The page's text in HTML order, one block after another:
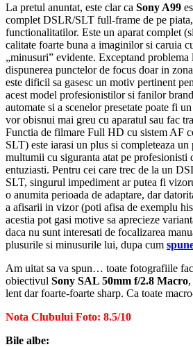
La pretul anuntat, este clar ca Sony A99
complet DSLR/SLT full-frame de pe
functionalitatilor. Este un aparat complet
calitate foarte buna a imaginilor si caruia
„minusuri” evidente. Exceptand problema
dispunerea punctelor de focus doar in
este dificil sa gasesc un motiv pertinent
acest model profesionistilor si fanilor
automate si a scenelor presetate poate fi
vor obisnui mai greu cu aparatul sau fac
Functia de filmare Full HD cu sistem AF
SLT) este iarasi un plus si completeaza
multumii cu siguranta atat pe profesionisti
entuziasti. Pentru cei care trec de la un
SLT, singurul impediment ar putea fi
o anumita perioada de adaptare, dar
a afisarii in vizor (poti afisa de exemplu
acestia pot gasi motive sa aprecieze
daca nu sunt interesati de focalizarea
plusurile si minusurile lui, dupa cum
Am uitat sa va spun… toate fotografiile
obiectivul Sony SAL 50mm f/2.8 Macro
lent dar foarte-foarte sharp. Ca toate
Nota Clubului Foto: 8.5/10
Bile albe: